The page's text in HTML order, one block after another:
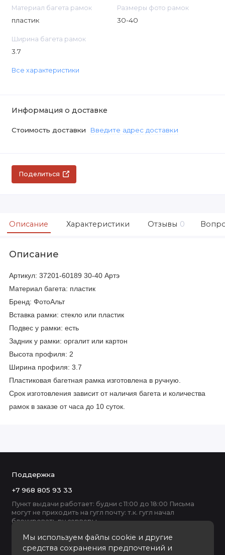
Материал багета рамок
пластик
Размеры фото рамок
30-40
Ширина багета рамок
3.7
Все характеристики
Информация о доставке
Стоимость доставки Введите адрес доставки
Поделиться
Описание Характеристики Отзывы 0
Описание
Артикул: 37201-60189 30-40 Артэ
Материал багета: пластик
Бренд: ФотоАльт
Вставка рамки: стекло или пластик
Подвес у рамки: есть
Задник у рамки: оргалит или картон
Высота профиля: 2
Ширина профиля: 3.7
Пластиковая багетная рамка изготовлена в ручную.
Срок изготовления зависит от наличия багета и количества
рамок в заказе от часа до 10 суток.
Мы используем файлы cookie и другие
средства сохранения предпочтений и
Поддержка
+7 968 805 93 33
Пункт выдачи работает: будни с 11:00 до 18:00 Письма
могут не приходить на гугл почту: т.к. гугл начал
блокировать ру серверы